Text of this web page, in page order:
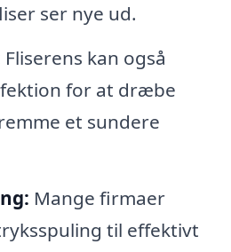
ser nye ud.
Fliserens kan også
for at dræbe
et sundere
Mange firmaer
til effektivt